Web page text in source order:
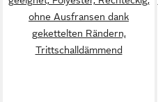
ohne Ausfransen dank
gekettelten Rändern,
Trittschalldämmend